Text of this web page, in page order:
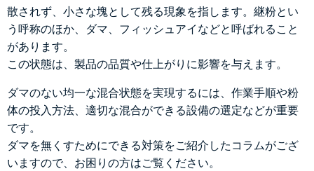
散されず、小さな塊として残る現象を指します。継粉とい
う呼称のほか、ダマ、フィッシュアイなどと呼ばれること
があります。
この状態は、製品の品質や仕上がりに影響を与えます。
ダマのない均一な混合状態を実現するには、作業手順や粉
体の投入方法、適切な混合ができる設備の選定などが重要
です。
ダマを無くすためにできる対策をご紹介したコラムがござ
いますので、お困りの方はご覧ください。